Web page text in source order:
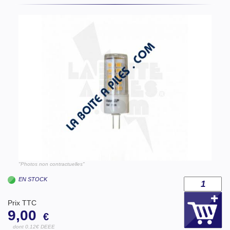
"Photos non contractuelles"
EN STOCK
Prix TTC
9,00 €
dont 0.12€ DEEE